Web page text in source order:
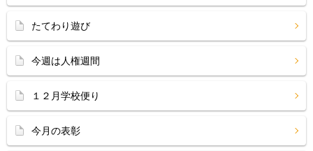
たてわり遊び
今週は人権週間
１２月学校便り
今月の表彰